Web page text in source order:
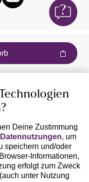
Deine Zustimmung
Datennutzungen, um
speichern und/oder
Informationen,
erfolgt zum Zweck
unter Nutzung